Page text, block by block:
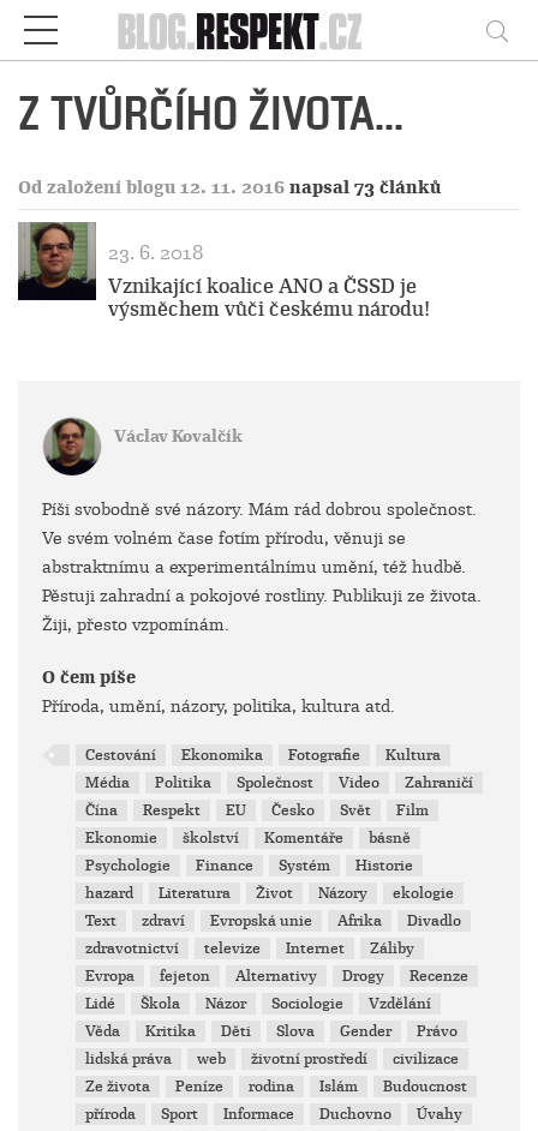
Respekt
Z TVŮRČÍHO ŽIVOTA...
Od založení blogu 12. 11. 2016 napsal 73 článků
23. 6. 2018
Vznikající koalice ANO a ČSSD je
výsměchem vůči českému národu!
Václav Kovalčík
Píši svobodně své názory. Mám rád dobrou společnost.
Ve svém volném čase fotím přírodu, věnuji se
abstraktnímu a experimentálnímu umění, též hudbě.
Pěstuji zahradní a pokojové rostliny. Publikuji ze života.
Žiji, přesto vzpomínám.
O čem píše
Příroda, umění, názory, politika, kultura atd.
Cestování Ekonomika Fotografie
Kultura
Média
Politika Společnost Video
Zahraničí
Čína
Respekt EU Česko Svět
Film
Ekonomie
školství Komentáře
básně
Psychologie
Finance Systém
Historie
hazard
Literatura Život Názory
ekologie
Text
zdraví Evropská unie Afrika
Divadlo
zdravotnictví
televize Internet
Záliby
Evropa
fejeton Alternativy Drogy
Recenze
Lidé
Škola Názor Sociologie
Vzdělání
Věda
Kritika Děti Slova Gender
Právo
lidská práva
web životní prostředí
civilizace
Ze života
Peníze rodina Islám
Budoucnost
příroda
Sport Informace Duchovno
Úvahy